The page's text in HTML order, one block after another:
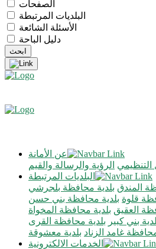
الصفحات
البلديات المرتبطة
الأسئلة الشائعة
دليل الباحة
عن الأمانة
الرؤية والرسالة والقيم التنظيمي
البلديات المرتبطة
بلدية محافظة بلجرشي المندق
بلدية محافظة بني حسن قلوة
بلدية محافظة المخواة العقيق
بلدية محافظة القرى بني كبير
بلدية معشوقة غامد الزناد
الخدمات الالكترونية